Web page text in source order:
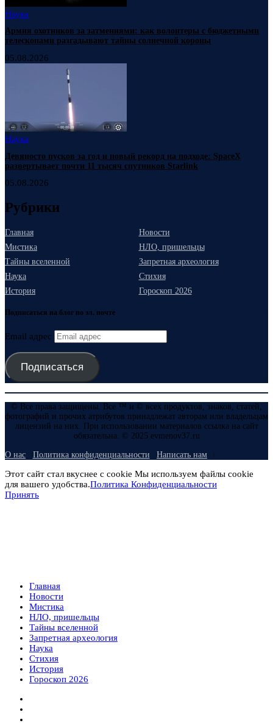
Наука
Армия охотников за затмениями: как волонтеры с бюджетными
телескопами разгадывают тайны солнечной короны
05.08.2026
Наука
Девяносто пусков за год и новый рекорд на подходе: SpaceX
развертывает почти 11 тысяч спутников Starlink
05.08.2026
Рубрики
Главная
Новости
Мистика
НЛО, пришельцы
Тайны вселенной
Запретная археология
Наука
Стихия
История
Гороскоп 2026
Подписаться на блог по эл. почте
Email адрес
Подписаться
© Все права защищены. Все ™ и © всех продуктов, знаков, статей,
фотографий и прочих атрибутов принадлежат авторам или владельцам
лицензий на них. При использовании материалов ссылка на сайт
обязательна. © 2025 evmenov37.ru
О нас Политика конфиденциальности Написать нам
Этот сайт стал вкуснее с cookie Мы используем файлы cookie
для вашего удобства.Политика Конфиденциальности
Принять
Главная
Новости
Мистика
НЛО, пришельцы
Тайны вселенной
Запретная археология
Наука
Стихия
История
Гороскоп 2026